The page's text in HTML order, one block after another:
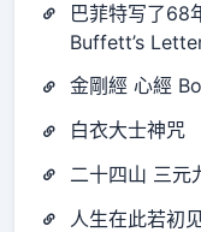
巴菲特写了68
Buffett’s
金剛經 心經
白衣大士神咒
二十四山 三元
人生在此若初